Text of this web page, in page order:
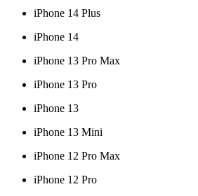
iPhone 14 Plus
iPhone 14
iPhone 13 Pro Max
iPhone 13 Pro
iPhone 13
iPhone 13 Mini
iPhone 12 Pro Max
iPhone 12 Pro